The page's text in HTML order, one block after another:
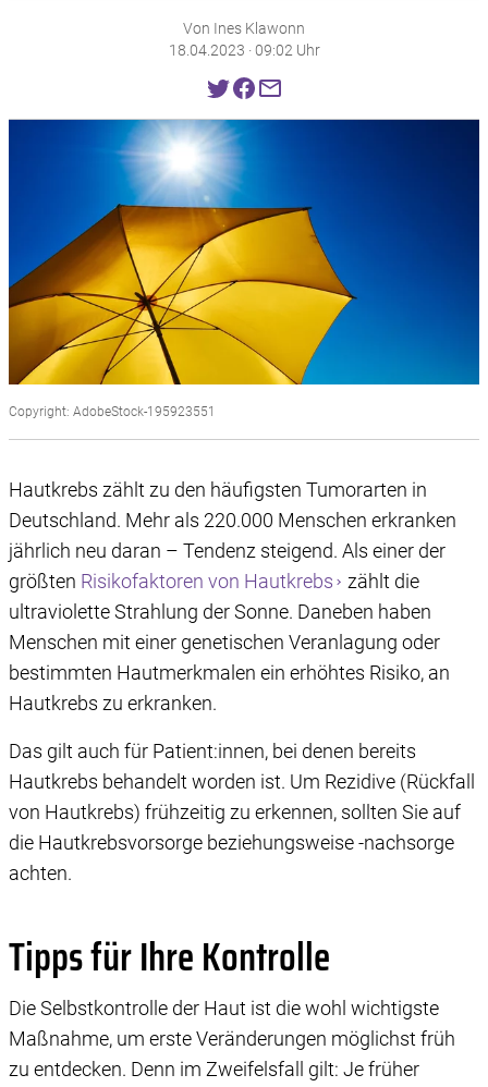
Von Ines Klawonn
18.04.2023 · 09:02 Uhr
Copyright: AdobeStock-195923551
Hautkrebs zählt zu den häufigsten Tumorarten in
Deutschland. Mehr als 220.000 Menschen erkranken
jährlich neu daran – Tendenz steigend. Als einer der
größten Risikofaktoren von Hautkrebs
zählt die
ultraviolette Strahlung der Sonne. Daneben haben
Menschen mit einer genetischen Veranlagung oder
bestimmten Hautmerkmalen ein erhöhtes Risiko, an
Hautkrebs zu erkranken.
Das gilt auch für Patient:innen, bei denen bereits
Hautkrebs behandelt worden ist. Um Rezidive (Rückfall
von Hautkrebs) frühzeitig zu erkennen, sollten Sie auf
die Hautkrebsvorsorge beziehungsweise -nachsorge
achten.
Tipps für Ihre Kontrolle
Die Selbstkontrolle der Haut ist die wohl wichtigste
Maßnahme, um erste Veränderungen möglichst früh
zu entdecken. Denn im Zweifelsfall gilt: Je früher